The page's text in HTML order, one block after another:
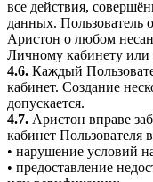
все действия,
данных. Пользователь
Аристон о любом
Личному кабинету или
4.6. Каждый
кабинет. Создание
допускается.
4.7. Аристон вправе
кабинет Пользователя
• нарушение условий
• предоставление